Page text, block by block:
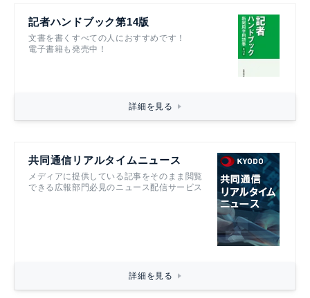
記者ハンドブック第14版
文書を書くすべての人におすすめです！
電子書籍も発売中！
詳細を見る
共同通信リアルタイムニュース
メディアに提供している記事をそのまま閲覧
できる広報部門必見のニュース配信サービス
詳細を見る